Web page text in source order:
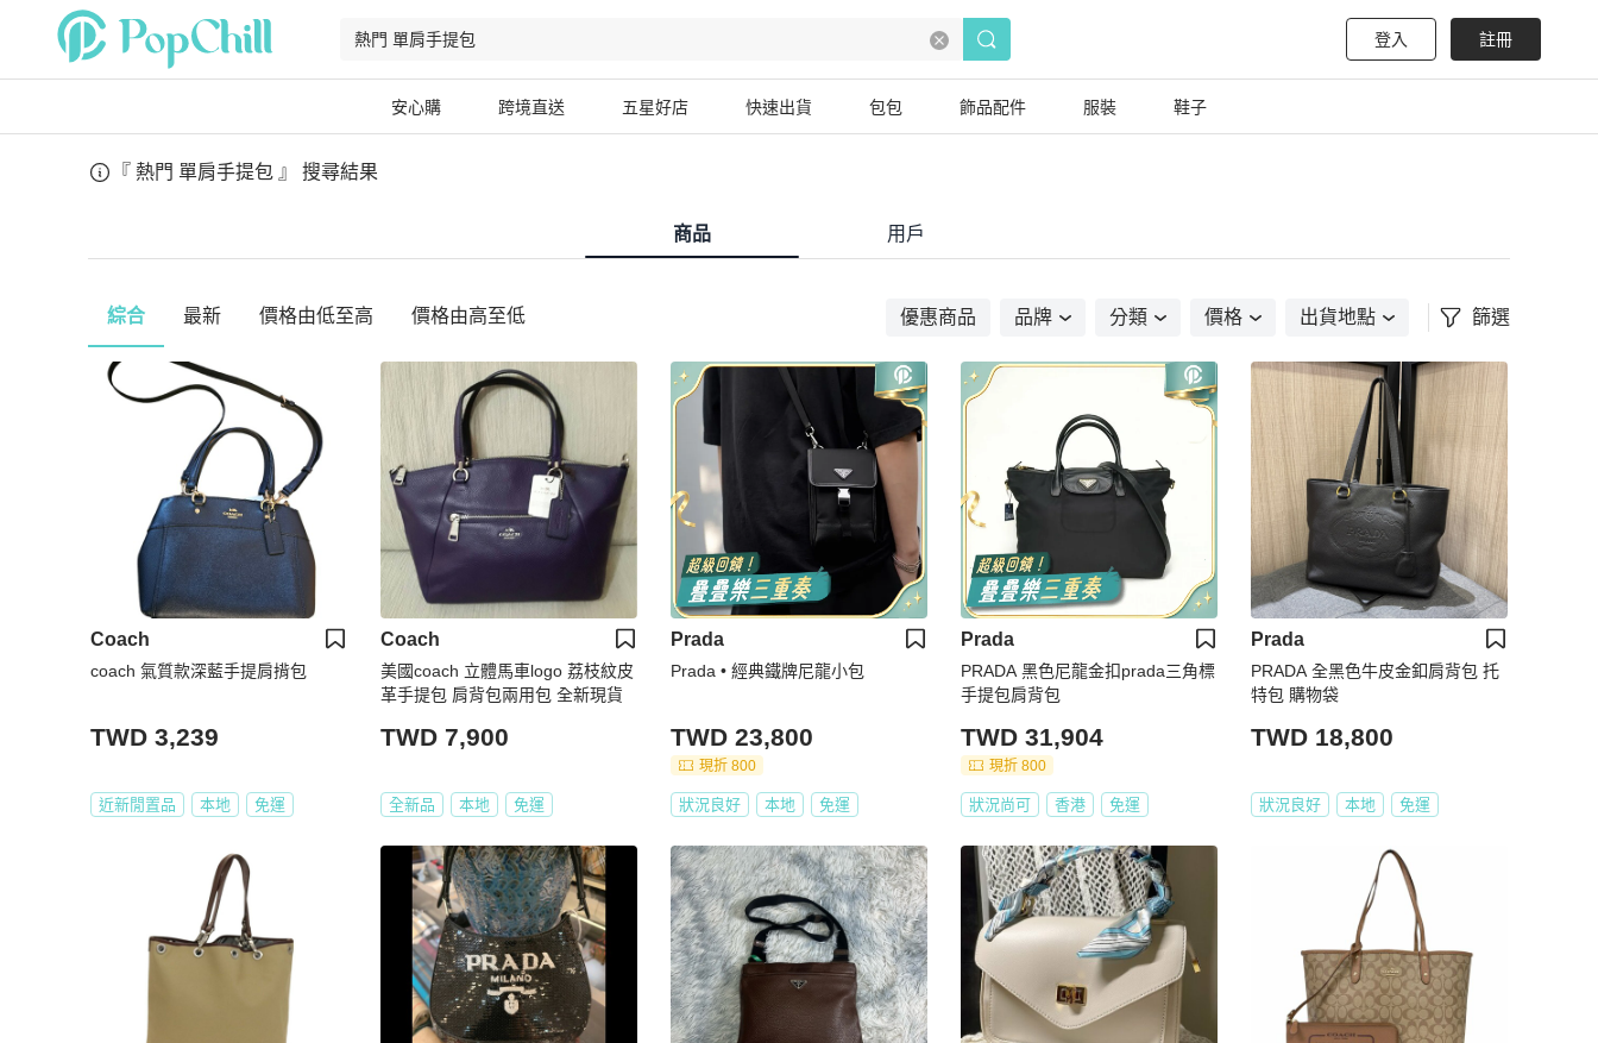
登入 註冊
安心購 跨境直送 五星好店 快速出貨 包包 飾品配件 服裝 鞋子
『 熱門 單肩手提包 』 搜尋結果
商品 用戶
綜合 最新 價格由低至高 價格由高至低 優惠商品 品牌 分類 價格 出貨地點 篩選
Coach
coach 氣質款深藍手提肩揹包
TWD 3,239
近新閒置品 本地 免運
Coach
美國coach 立體馬車logo 荔枝紋皮
革手提包 肩背包兩用包 全新現貨
TWD 7,900
全新品 本地 免運
Prada
Prada • 經典鐵牌尼龍小包
TWD 23,800
現折 800
狀況良好 本地 免運
Prada
PRADA 黑色尼龍金扣prada三角標
手提包肩背包
TWD 31,904
現折 800
狀況尚可 香港 免運
Prada
PRADA 全黑色牛皮金釦肩背包 托
特包 購物袋
TWD 18,800
狀況良好 本地 免運